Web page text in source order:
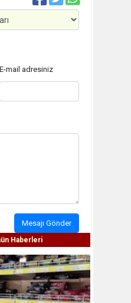
E-mail adresiniz
Mesajı Gönder
Haberleri